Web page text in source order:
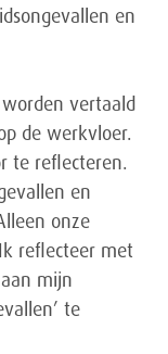
en
vertaald
de werkvloer.
te reflecteren.
en
onze
reflecteer met
mijn
te